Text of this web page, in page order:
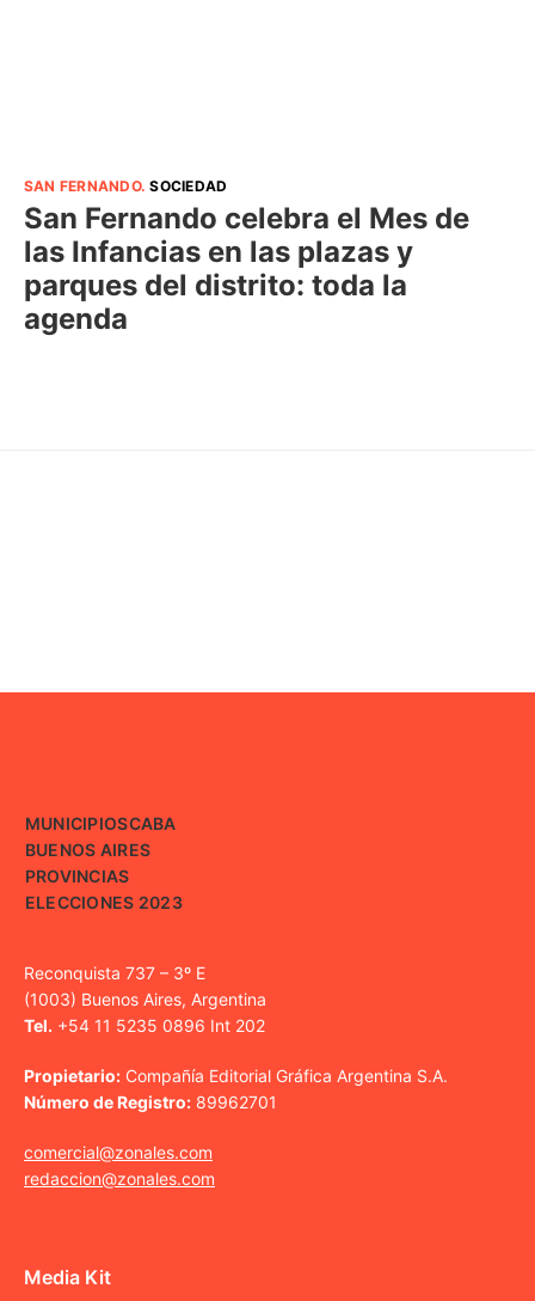
SAN FERNANDO.SOCIEDAD
San Fernando celebra el Mes de
las Infancias en las plazas y
parques del distrito: toda la
agenda
MUNICIPIOSCABA
BUENOS AIRES
PROVINCIAS
ELECCIONES 2023
Reconquista 737 – 3º E
(1003) Buenos Aires, Argentina
Tel. +54 11 5235 0896 Int 202
Propietario: Compañía Editorial Gráfica Argentina S.A.
Número de Registro: 89962701
comercial@zonales.com
redaccion@zonales.com
Media Kit